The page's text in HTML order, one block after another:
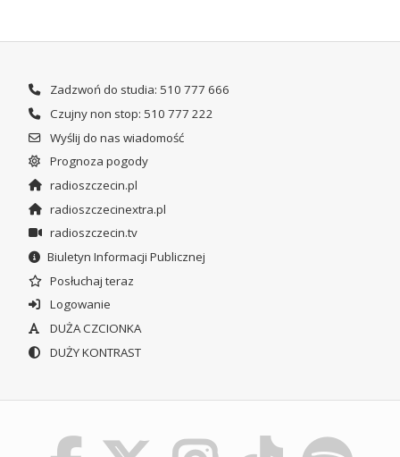
Zadzwoń do studia: 510 777 666
Czujny non stop: 510 777 222
Wyślij do nas wiadomość
Prognoza pogody
radioszczecin.pl
radioszczecinextra.pl
radioszczecin.tv
Biuletyn Informacji Publicznej
Posłuchaj teraz
Logowanie
DUŻA CZCIONKA
DUŻY KONTRAST